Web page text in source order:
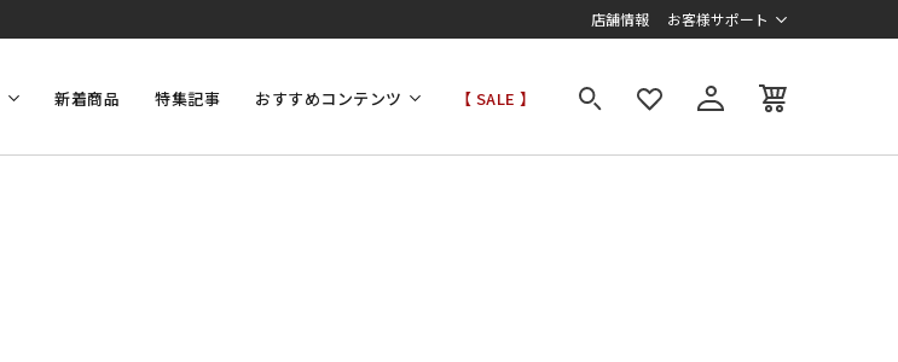
店舗情報 お客様サポート
新着商品 特集記事 おすすめコンテンツ 【 SALE 】